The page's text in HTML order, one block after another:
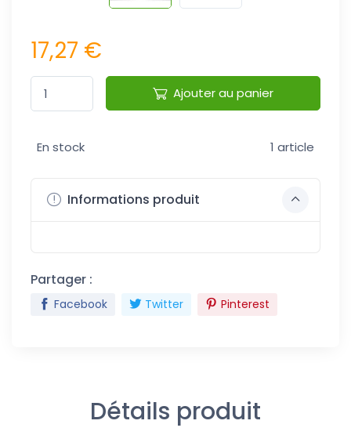
17,27 €
Ajouter au panier
En stock 1 article
Informations produit
Partager :
Facebook Twitter Pinterest
Détails produit